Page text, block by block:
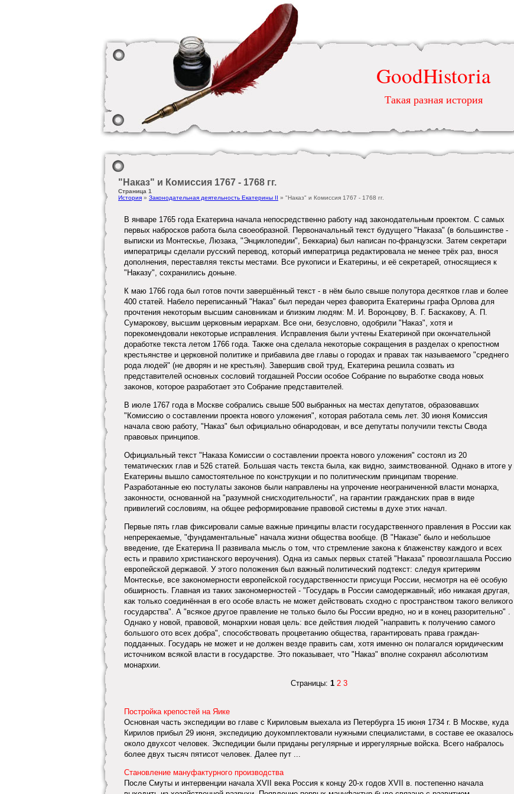
GoodHistoria
Такая разная история
"Наказ" и Комиссия 1767 - 1768 гг.
Страница 1
История » Законодательная деятельность Екатерины II » "Наказ" и Комиссия 1767 - 1768 гг.
В январе 1765 года Екатерина начала непосредственно работу над законодательным проектом. С самых
первых набросков работа была своеобразной. Первоначальный текст будущего "Наказа" (в большинстве -
выписки из Монтескье, Люзака, "Энциклопедии", Беккариа) был написан по-французски. Затем секретари
императрицы сделали русский перевод, который императрица редактировала не менее трёх раз, внося
дополнения, переставляя тексты местами. Все рукописи и Екатерины, и её секретарей, относящиеся к
"Наказу", сохранились доныне.
К маю 1766 года был готов почти завершённый текст - в нём было свыше полутора десятков глав и более
400 статей. Набело переписанный "Наказ" был передан через фаворита Екатерины графа Орлова для
прочтения некоторым высшим сановникам и близким людям: М. И. Воронцову, В. Г. Баскакову, А. П.
Сумарокову, высшим церковным иерархам. Все они, безусловно, одобрили "Наказ", хотя и
порекомендовали некоторые исправления. Исправления были учтены Екатериной при окончательной
доработке текста летом 1766 года. Также она сделала некоторые сокращения в разделах о крепостном
крестьянстве и церковной политике и прибавила две главы о городах и правах так называемого "среднего
рода людей" (не дворян и не крестьян). Завершив свой труд, Екатерина решила созвать из
представителей основных сословий тогдашней России особое Собрание по выработке свода новых
законов, которое разработает это Собрание представителей.
В июле 1767 года в Москве собрались свыше 500 выбранных на местах депутатов, образовавших
"Комиссию о составлении проекта нового уложения", которая работала семь лет. 30 июня Комиссия
начала свою работу, "Наказ" был официально обнародован, и все депутаты получили тексты Свода
правовых принципов.
Официальный текст "Наказа Комиссии о составлении проекта нового уложения" состоял из 20
тематических глав и 526 статей. Большая часть текста была, как видно, заимствованной. Однако в итоге у
Екатерины вышло самостоятельное по конструкции и по политическим принципам творение.
Разработанные ею постулаты законов были направлены на упрочение неограниченной власти монарха,
законности, основанной на "разумной снисходительности", на гарантии гражданских прав в виде
привилегий сословиям, на общее реформирование правовой системы в духе этих начал.
Первые пять глав фиксировали самые важные принципы власти государственного правления в России как
непререкаемые, "фундаментальные" начала жизни общества вообще. (В "Наказе" было и небольшое
введение, где Екатерина II развивала мысль о том, что стремление закона к блаженству каждого и всех
есть и правило христианского вероучения). Одна из самых первых статей "Наказа" провозглашала Россию
европейской державой. У этого положения был важный политический подтекст: следуя критериям
Монтескье, все закономерности европейской государственности присущи России, несмотря на её особую
обширность. Главная из таких закономерностей - "Государь в России самодержавный; ибо никакая другая,
как только соединённая в его особе власть не может действовать сходно с пространством такого великого
государства". А "всякое другое правление не только было бы России вредно, но и в конец разорительно" .
Однако у новой, правовой, монархии новая цель: все действия людей "направить к получению самого
большого ото всех добра", способствовать процветанию общества, гарантировать права граждан-
подданных. Государь не может и не должен везде править сам, хотя именно он полагался юридическим
источником всякой власти в государстве. Это показывает, что "Наказ" вполне сохранял абсолютизм
монархии.
Страницы: 1 2 3
Постройка крепостей на Яике
Основная часть экспедиции во главе с Кириловым выехала из Петербурга 15 июня 1734 г. В Москве, куда
Кирилов прибыл 29 июня, экспедицию доукомплектовали нужными специалистами, в составе ее оказалось
около двухсот человек. Экспедиции были приданы регулярные и иррегулярные войска. Всего набралось
более двух тысяч пятисот человек. Далее пут ...
Становление мануфактурного производства
После Смуты и интервенции начала XVII века Россия к концу 20-х годов XVII в. постепенно начала